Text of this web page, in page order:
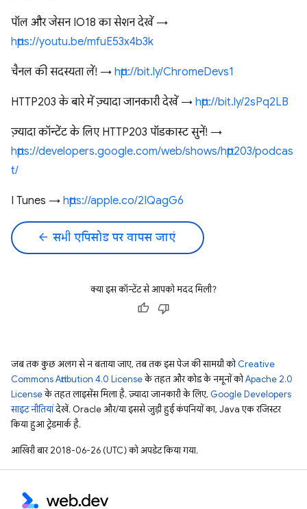
पॉल और जेसन IO18 का सेशन देखें →
https://youtu.be/mfuE53x4b3k
चैनल की सदस्यता लें! → http://bit.ly/ChromeDevs1
HTTP203 के बारे में ज़्यादा जानकारी देखें → http://bit.ly/2sPq2LB
ज़्यादा कॉन्टेंट के लिए HTTP203 पॉडकास्ट सुनें! →
https://developers.google.com/web/shows/http203/podcas
t/
I Tunes → https://apple.co/2IQagG6
arrow_back सभी एपिसोड पर वापस जाएं
क्या इस कॉन्टेंट से आपको मदद मिली?
जब तक कुछ अलग से न बताया जाए, तब तक इस पेज की सामग्री कोCreative
Commons Attribution 4.0 Licenseके तहत और कोड के नमूनों कोApache 2.0
Licenseके तहत लाइसेंस मिला है. ज़्यादा जानकारी के लिए, Google Developers
साइट नीतियांदेखें. Oracle और/या इससे जुड़ी हुई कंपनियों का, Java एक रजिस्टर
किया हुआ ट्रेडमार्क है.
आखिरी बार 2018-06-26 (UTC) को अपडेट किया गया.